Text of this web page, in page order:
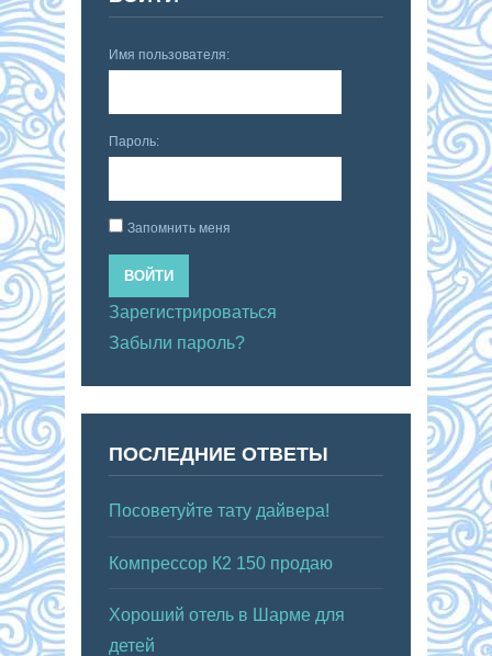
Имя пользователя:
Пароль:
Запомнить меня
ВОЙТИ
Зарегистрироваться
Забыли пароль?
ПОСЛЕДНИЕ ОТВЕТЫ
Посоветуйте тату дайвера!
Компрессор К2 150 продаю
Хороший отель в Шарме для
детей